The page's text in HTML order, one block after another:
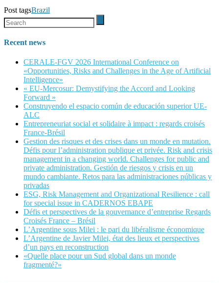
Post tagsBrazil
Recent news
CERALE-FGV 2026 International Conference on
«Opportunities, Risks and Challenges in the Age of Artificial
Intelligence»
« EU-Mercosur: Demystifying the Accord and Looking
Forward »
Construyendo el espacio común de educación superior UE-
ALC
Entrepreneuriat social et solidaire à impact : regards croisés
France-Brésil
Gestion des risques et des crises dans un monde en mutation.
Défis pour l’administration publique et privée. Risk and crisis
management in a changing world. Challenges for public and
private administration. Gestión de riesgos y crisis en un
mundo cambiante. Retos para las administraciones públicas y
privadas
ESG, Risk Management and Organizational Resilience : call
for special issue in CADERNOS EBAPE
Défis et perspectives de la gouvernance d’entreprise Regards
Croisés France – Brésil
L’Argentine sous Milei : le pari du libéralisme économique
L’Argentine de Javier Milei, état des lieux et perspectives
d’un pays en reconstruction
«Quelle place pour un Sud global dans un monde
fragmenté?»